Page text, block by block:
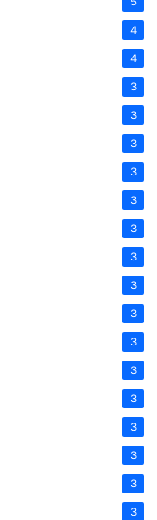
4
4
3
3
3
3
3
3
3
3
3
3
3
3
3
3
3
3